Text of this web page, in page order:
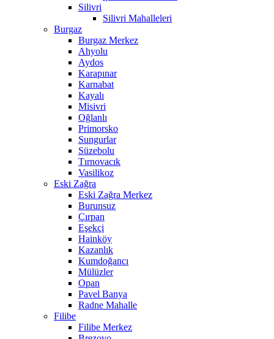
Silivri
Silivri Mahalleleri
Burgaz
Burgaz Merkez
Ahyolu
Aydos
Karapınar
Karnabat
Kayalı
Misivri
Oğlanlı
Primorsko
Sungurlar
Süzebolu
Tırnovacık
Vasilikoz
Eski Zağra
Eski Zağra Merkez
Burunsuz
Çırpan
Eşekçi
Hainköy
Kazanlık
Kumdoğancı
Mülüzler
Opan
Pavel Banya
Radne Mahalle
Filibe
Filibe Merkez